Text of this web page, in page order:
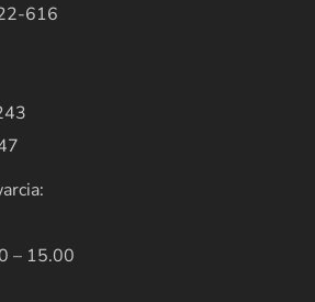
616
– 15.00